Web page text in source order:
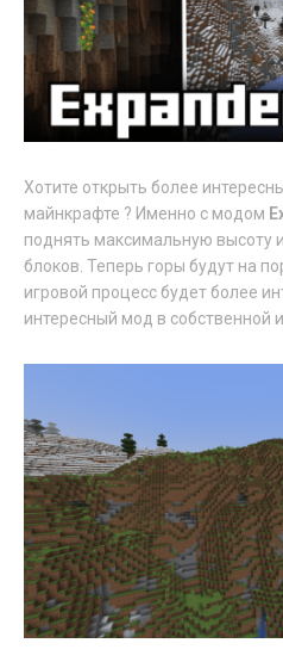
Хотите открыть более
майнкрафте ? Именно с модом
поднять максимальную высоту
блоков. Теперь горы будут на
игровой процесс будет более
интересный мод в собственной